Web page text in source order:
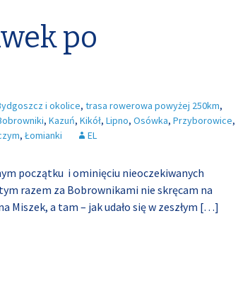
po
i okolice, trasa rowerowa powyżej 250km,
, Kazuń, Kikół, Lipno, Osówka, Przyborowice,
, Łomianki EL
początku i ominięciu nieoczekiwanych
razem za Bobrownikami nie skręcam na
a tam – jak udało się w zeszłym […]